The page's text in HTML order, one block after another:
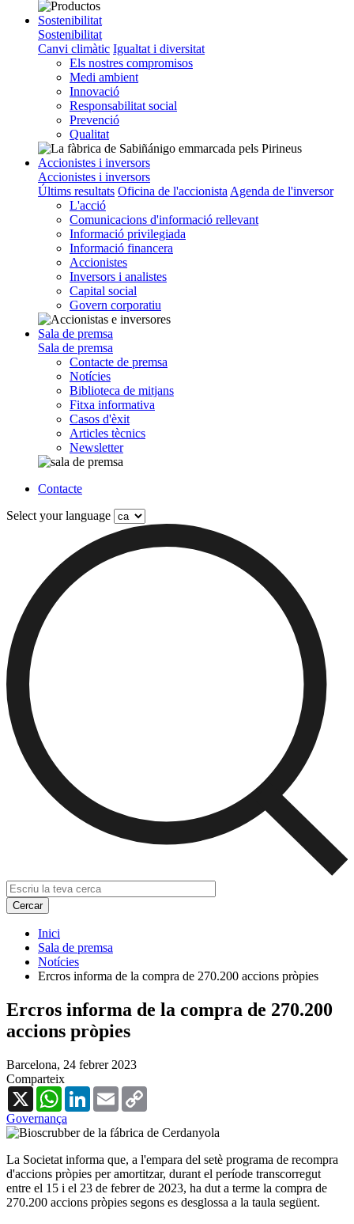
Sostenibilitat
Sostenibilitat
Canvi climàtic Igualtat i diversitat
Els nostres compromisos
Medi ambient
Innovació
Responsabilitat social
Prevenció
Qualitat
Accionistes i inversors
Accionistes i inversors
Últims resultats Oficina de l'accionista Agenda de l'inversor
L'acció
Comunicacions d'informació rellevant
Informació privilegiada
Informació financera
Accionistes
Inversors i analistes
Capital social
Govern corporatiu
Sala de premsa
Sala de premsa
Contacte de premsa
Notícies
Biblioteca de mitjans
Fitxa informativa
Casos d'èxit
Articles tècnics
Newsletter
Contacte
Select your language
Inici
Sala de premsa
Notícies
Ercros informa de la compra de 270.200 accions pròpies
Ercros informa de la compra de 270.200
accions pròpies
Barcelona, 24 febrer 2023
Comparteix
X
WhatsAppLinkedInEmail
Governança
La Societat informa que, a l'empara del setè programa de recompra
d'accions pròpies per amortitzar, durant el període transcorregut
entre el 15 i el 23 de febrer de 2023, ha dut a terme la compra de
270.200 accions pròpies segons es desglossa a la taula següent.